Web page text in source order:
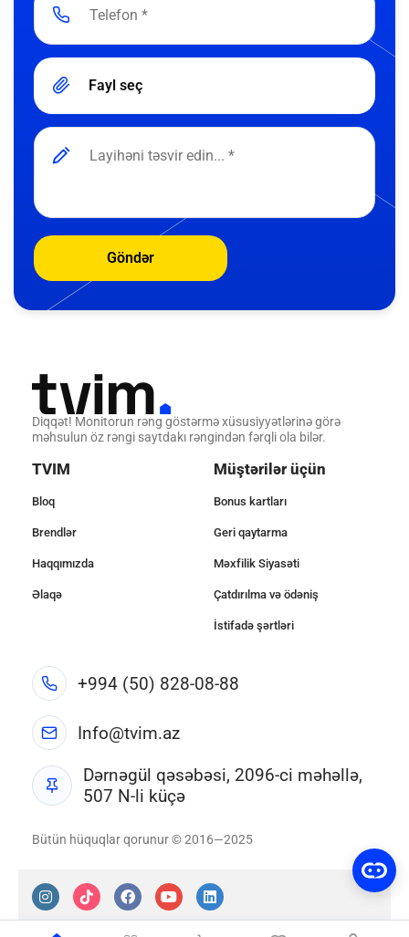
Fayl seç
Göndər
Diqqət! Monitorun rəng göstərmə xüsusiyyətlərinə görə
məhsulun öz rəngi saytdakı rəngindən fərqli ola bilər.
TVIM
Bloq
Brendlər
Haqqımızda
Əlaqə
Müştərilər üçün
Bonus kartları
Geri qaytarma
Məxfilik Siyasəti
Çatdırılma və ödəniş
İstifadə şərtləri
+994 (50) 828-08-88
Info@tvim.az
Dərnəgül qəsəbəsi, 2096-ci məhəllə,
507 N-li küçə
Bütün hüquqlar qorunur © 2016—2025